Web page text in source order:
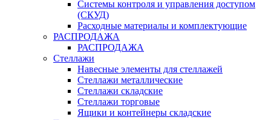
Системы контроля и управления доступом
(СКУД)
Расходные материалы и комплектующие
РАСПРОДАЖА
РАСПРОДАЖА
Стеллажи
Навесные элементы для стеллажей
Стеллажи металлические
Стеллажи складские
Стеллажи торговые
Ящики и контейнеры складские